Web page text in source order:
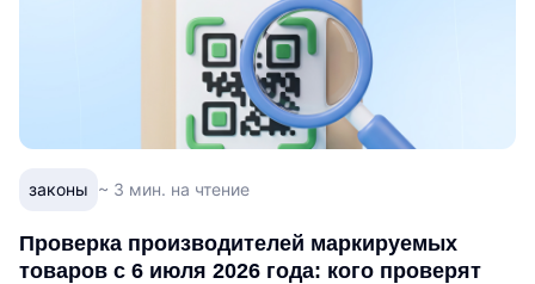
законы ~ 3 мин. на чтение
Проверка производителей маркируемых
товаров с 6 июля 2026 года: кого проверят